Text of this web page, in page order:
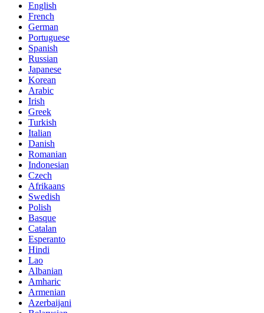
English
French
German
Portuguese
Spanish
Russian
Japanese
Korean
Arabic
Irish
Greek
Turkish
Italian
Danish
Romanian
Indonesian
Czech
Afrikaans
Swedish
Polish
Basque
Catalan
Esperanto
Hindi
Lao
Albanian
Amharic
Armenian
Azerbaijani